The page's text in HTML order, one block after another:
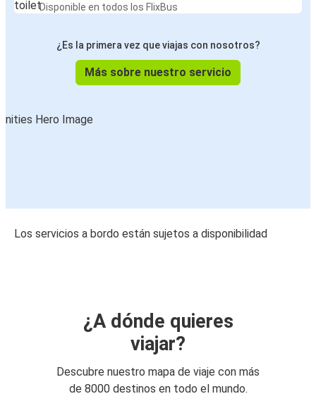
Disponible en todos los FlixBus
¿Es la primera vez que viajas con nosotros?
Más sobre nuestro servicio
Los servicios a bordo están sujetos a disponibilidad
¿A dónde quieres
viajar?
Descubre nuestro mapa de viaje con más
de 8000 destinos en todo el mundo.